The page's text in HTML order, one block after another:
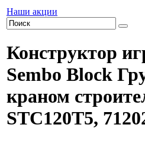
Наши акции
Конструктор
Sembo Block
краном
STC120T5,